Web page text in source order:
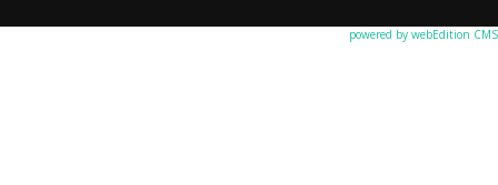
powered by webEdition CMS